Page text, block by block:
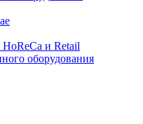
и Retail
оборудования